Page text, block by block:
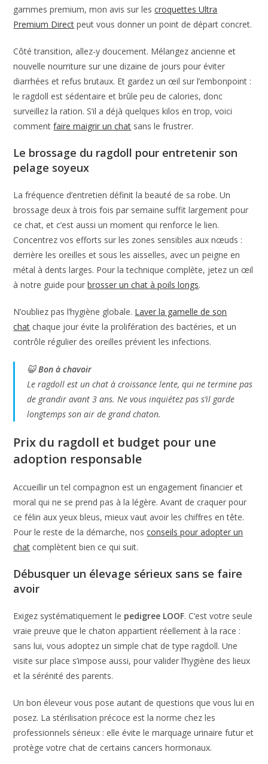
gammes premium, mon avis sur lescroquettes Ultra
Premium Direct peut vous donner un point de départ concret.
Côté transition, allez-y doucement. Mélangez ancienne et
nouvelle nourriture sur une dizaine de jours pour éviter
diarrhées et refus brutaux. Et gardez un œil sur l’embonpoint :
le ragdoll est sédentaire et brûle peu de calories, donc
surveillez la ration. S’il a déjà quelques kilos en trop, voici
commentfaire maigrir un chat sans le frustrer.
Le brossage du ragdoll pour entretenir son
pelage soyeux
La fréquence d’entretien définit la beauté de sa robe. Un
brossage deux à trois fois par semaine suffit largement pour
ce chat, et c’est aussi un moment qui renforce le lien.
Concentrez vos efforts sur les zones sensibles aux nœuds :
derrière les oreilles et sous les aisselles, avec un peigne en
métal à dents larges. Pour la technique complète, jetez un œil
à notre guide pourbrosser un chat à poils longs.
N’oubliez pas l’hygiène globale. Laver la gamelle de son
chat chaque jour évite la prolifération des bactéries, et un
contrôle régulier des oreilles prévient les infections.
😺Bon à chavoir
Le ragdoll est un chat à croissance lente, qui ne termine pas
de grandir avant 3 ans. Ne vous inquiétez pas s’il garde
longtemps son air de grand chaton.
Prix du ragdoll et budget pour une
adoption responsable
Accueillir un tel compagnon est un engagement financier et
moral qui ne se prend pas à la légère. Avant de craquer pour
ce félin aux yeux bleus, mieux vaut avoir les chiffres en tête.
Pour le reste de la démarche, nosconseils pour adopter un
chat complètent bien ce qui suit.
Débusquer un élevage sérieux sans se faire
avoir
Exigez systématiquement le pedigree LOOF. C’est votre seule
vraie preuve que le chaton appartient réellement à la race :
sans lui, vous adoptez un simple chat de type ragdoll. Une
visite sur place s’impose aussi, pour valider l’hygiène des lieux
et la sérénité des parents.
Un bon éleveur vous pose autant de questions que vous lui en
posez. La stérilisation précoce est la norme chez les
professionnels sérieux : elle évite le marquage urinaire futur et
protège votre chat de certains cancers hormonaux.